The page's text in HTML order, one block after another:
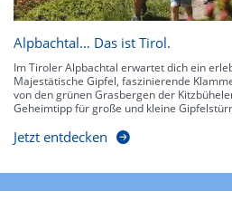
Alpbachtal… Das ist Tirol.
Im Tiroler Alpbachtal erwartet dich ein
Majestätische Gipfel, faszinierende
von den grünen Grasbergen der
Geheimtipp für große und kleine
Jetzt entdecken